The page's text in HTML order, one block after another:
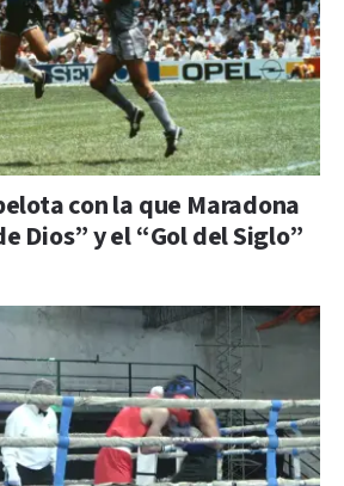
con la que Maradona
Dios” y el “Gol del Siglo”